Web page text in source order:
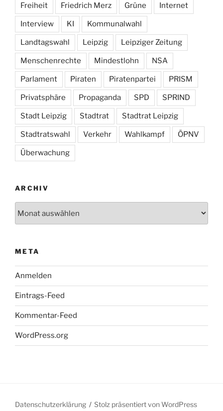
Freiheit Friedrich Merz Grüne Internet
Interview KI Kommunalwahl
Landtagswahl Leipzig Leipziger Zeitung
Menschenrechte Mindestlohn NSA
Parlament Piraten Piratenpartei PRISM
Privatsphäre Propaganda SPD SPRIND
Stadt Leipzig Stadtrat Stadtrat Leipzig
Stadtratswahl Verkehr Wahlkampf ÖPNV
Überwachung
ARCHIV
META
Anmelden
Eintrags-Feed
Kommentar-Feed
WordPress.org
Datenschutzerklärung Stolz präsentiert von WordPress